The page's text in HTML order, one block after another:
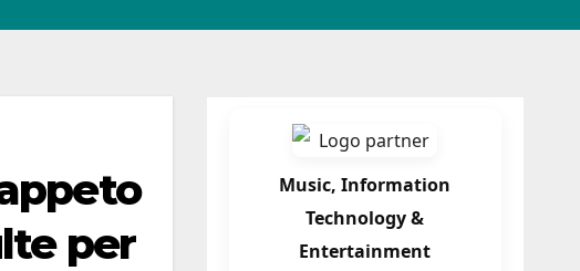
per
Music, Information
Technology &
Entertainment